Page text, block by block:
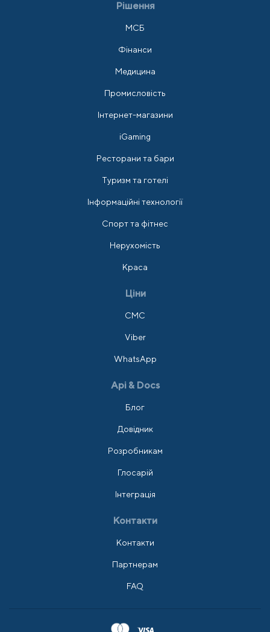
Рішення
МСБ
Фінанси
Медицина
Промисловість
Інтернет-магазини
iGaming
Ресторани та бари
Туризм та готелі
Інформаційні технології
Спорт та фітнес
Нерухомість
Краса
Ціни
СМС
Viber
WhatsApp
Api & Docs
Блог
Довідник
Розробникам
Глосарій
Інтеграція
Контакти
Контакти
Партнерам
FAQ